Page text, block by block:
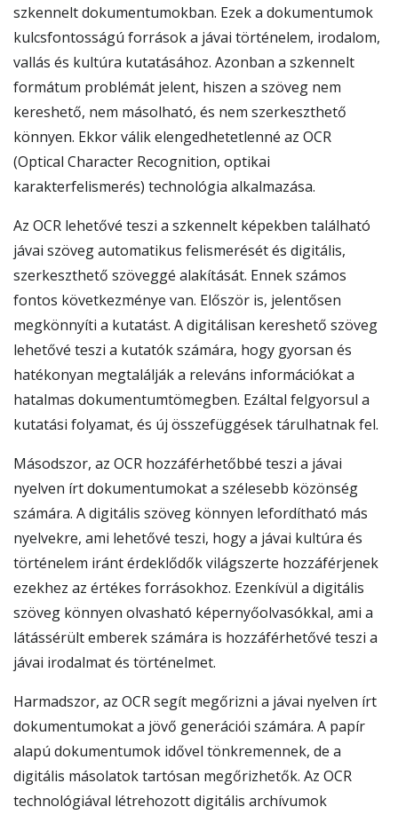
szkennelt dokumentumokban. Ezek a dokumentumok
kulcsfontosságú források a jávai történelem, irodalom,
vallás és kultúra kutatásához. Azonban a szkennelt
formátum problémát jelent, hiszen a szöveg nem
kereshető, nem másolható, és nem szerkeszthető
könnyen. Ekkor válik elengedhetetlenné az OCR
(Optical Character Recognition, optikai
karakterfelismerés) technológia alkalmazása.
Az OCR lehetővé teszi a szkennelt képekben található
jávai szöveg automatikus felismerését és digitális,
szerkeszthető szöveggé alakítását. Ennek számos
fontos következménye van. Először is, jelentősen
megkönnyíti a kutatást. A digitálisan kereshető szöveg
lehetővé teszi a kutatók számára, hogy gyorsan és
hatékonyan megtalálják a releváns információkat a
hatalmas dokumentumtömegben. Ezáltal felgyorsul a
kutatási folyamat, és új összefüggések tárulhatnak fel.
Másodszor, az OCR hozzáférhetőbbé teszi a jávai
nyelven írt dokumentumokat a szélesebb közönség
számára. A digitális szöveg könnyen lefordítható más
nyelvekre, ami lehetővé teszi, hogy a jávai kultúra és
történelem iránt érdeklődők világszerte hozzáférjenek
ezekhez az értékes forrásokhoz. Ezenkívül a digitális
szöveg könnyen olvasható képernyőolvasókkal, ami a
látássérült emberek számára is hozzáférhetővé teszi a
jávai irodalmat és történelmet.
Harmadszor, az OCR segít megőrizni a jávai nyelven írt
dokumentumokat a jövő generációi számára. A papír
alapú dokumentumok idővel tönkremennek, de a
digitális másolatok tartósan megőrizhetők. Az OCR
technológiával létrehozott digitális archívumok